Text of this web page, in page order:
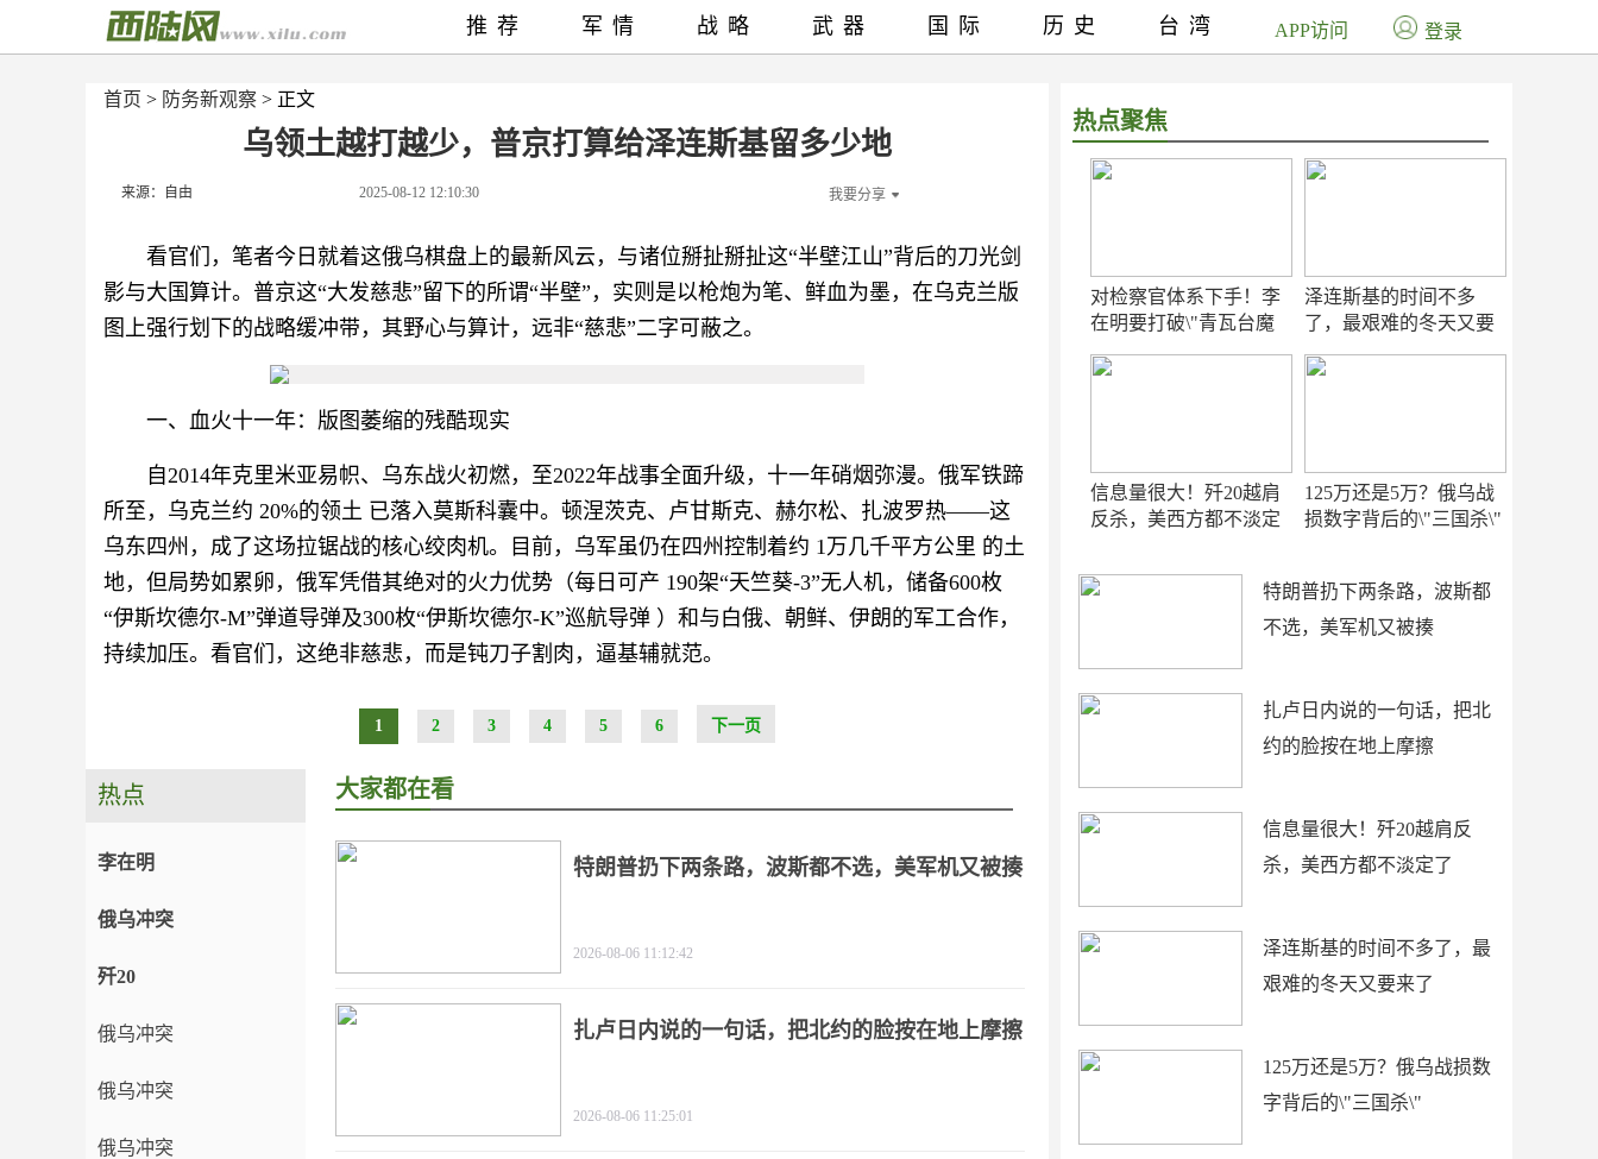
首页 > 防务新观察 > 正文
乌领土越打越少，普京打算给泽连斯基留多少地
来源：自由 2025-08-12 12:10:30 我要分享
看官们，笔者今日就着这俄乌棋盘上的最新风云，与诸位掰扯掰扯这“半壁江山”背后的刀光剑
影与大国算计。普京这“大发慈悲”留下的所谓“半壁”，实则是以枪炮为笔、鲜血为墨，在乌克兰版
图上强行划下的战略缓冲带，其野心与算计，远非“慈悲”二字可蔽之。
一、血火十一年：版图萎缩的残酷现实
自2014年克里米亚易帜、乌东战火初燃，至2022年战事全面升级，十一年硝烟弥漫。俄军铁蹄
所至，乌克兰约 20%的领土 已落入莫斯科囊中。顿涅茨克、卢甘斯克、赫尔松、扎波罗热——这
乌东四州，成了这场拉锯战的核心绞肉机。目前，乌军虽仍在四州控制着约 1万几千平方公里 的土
地，但局势如累卵，俄军凭借其绝对的火力优势（每日可产 190架“天竺葵-3”无人机，储备600枚
“伊斯坎德尔-M”弹道导弹及300枚“伊斯坎德尔-K”巡航导弹 ）和与白俄、朝鲜、伊朗的军工合作，
持续加压。看官们，这绝非慈悲，而是钝刀子割肉，逼基辅就范。
1 2 3 4 5 6 下一页
热点聚焦
对检察官体系下手！李
在明要打破\"青瓦台魔
泽连斯基的时间不多
了，最艰难的冬天又要
信息量很大！歼20越肩
反杀，美西方都不淡定
125万还是5万？俄乌战
损数字背后的\"三国杀\"
特朗普扔下两条路，波斯都
不选，美军机又被揍
扎卢日内说的一句话，把北
约的脸按在地上摩擦
信息量很大！歼20越肩反
杀，美西方都不淡定了
泽连斯基的时间不多了，最
艰难的冬天又要来了
125万还是5万？俄乌战损数
字背后的\"三国杀\"
推荐 军情 战略 武器 国际 历史 台湾 APP访问 登录
热点
李在明
俄乌冲突
歼20
俄乌冲突
俄乌冲突
俄乌冲突
大家都在看
特朗普扔下两条路，波斯都不选，美军机又被揍
2026-08-06 11:12:42
扎卢日内说的一句话，把北约的脸按在地上摩擦
2026-08-06 11:25:01